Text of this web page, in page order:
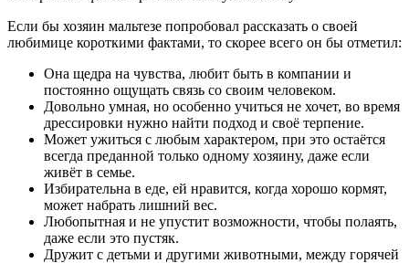
Если бы хозяин мальтезе попробовал рассказать о своей
любимице короткими фактами, то скорее всего он бы отметил:
Она щедра на чувства, любит быть в компании и
постоянно ощущать связь со своим человеком.
Довольно умная, но особенно учиться не хочет, во время
дрессировки нужно найти подход и своё терпение.
Может ужиться с любым характером, при это остаётся
всегда преданной только одному хозяину, даже если
живёт в семье.
Избирательна в еде, ей нравится, когда хорошо кормят,
может набрать лишний вес.
Любопытная и не упустит возможности, чтобы полаять,
даже если это пустяк.
Дружит с детьми и другими животными, между горячей